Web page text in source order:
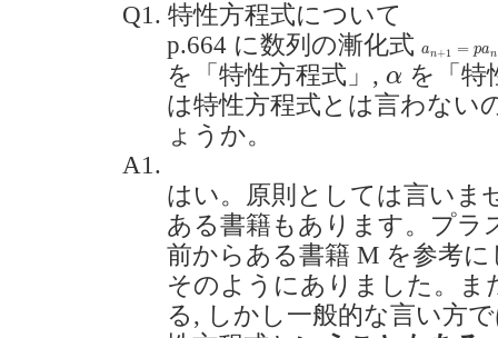
Q1. 特性方程式について
p.664 に数列の漸化式 an+1 = pan
an =p an+
を「特性方程式」, α
α を「特
は特性方程式とは言わない
ょうか。
A1.
はい。原則としては言いま
ある書籍もあります。プラ
前からある書籍 M を参考
そのようにありました。ま
る, しかし一般的な言い方